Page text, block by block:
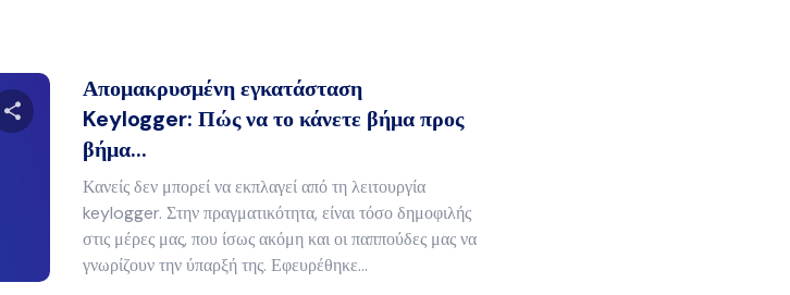
Μοιραστείτε αυτό το άρθρο
Facebook Αντιγραφή συνδέσμου
Απομακρυσμένη εγκατάσταση
Keylogger: Πώς να το κάνετε βήμα προς
βήμα...
Κανείς δεν μπορεί να εκπλαγεί από τη λειτουργία
keylogger. Στην πραγματικότητα, είναι τόσο δημοφιλής
στις μέρες μας, που ίσως ακόμη και οι παππούδες μας να
γνωρίζουν την ύπαρξή της. Εφευρέθηκε...